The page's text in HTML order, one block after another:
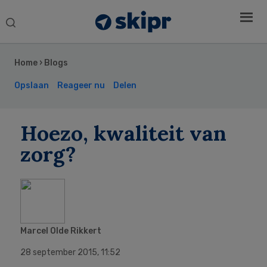
Search
Home › Blogs
Opslaan Reageer nu Delen
Hoezo, kwaliteit van
zorg?
Marcel Olde Rikkert
28 september 2015, 11:52
Sidebar